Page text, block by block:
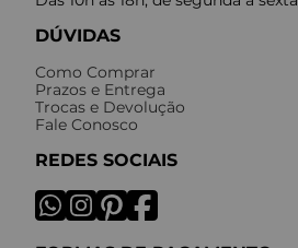
DÚVIDAS
Como Comprar
Prazos e Entrega
Trocas e Devolução
Fale Conosco
REDES SOCIAIS